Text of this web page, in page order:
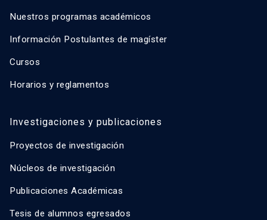
Nuestros programas académicos
Información Postulantes de magíster
Cursos
Horarios y reglamentos
Investigaciones y publicaciones
Proyectos de investigación
Núcleos de investigación
Publicaciones Académicas
Tesis de alumnos egresados